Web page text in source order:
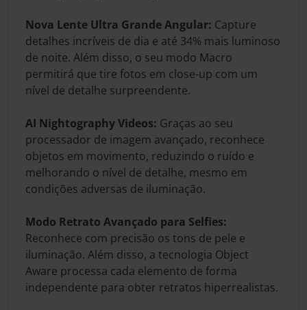
Nova Lente Ultra Grande Angular: Capture
detalhes incríveis de dia e até 34% mais luminoso
de noite. Além disso, o seu modo Macro
permitirá que tire fotos em close-up com um
nível de detalhe surpreendente.
AI Nightography Videos: Graças ao seu
processador de imagem avançado, reconhece
objetos em movimento, reduzindo o ruído e
melhorando o nível de detalhe, mesmo em
condições adversas de iluminação.
Modo Retrato Avançado para Selfies:
Reconhece com precisão os tons de pele e
iluminação. Além disso, a tecnologia Object
Aware processa cada elemento de forma
independente para obter retratos hiperrealistas.